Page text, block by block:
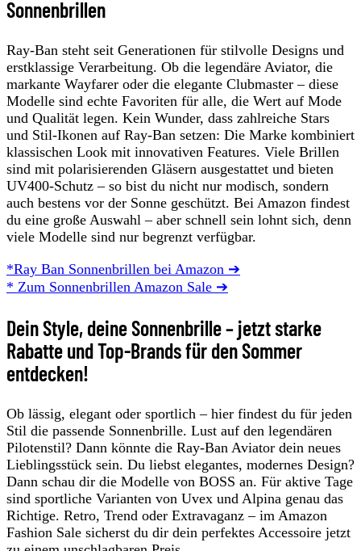
Sonnenbrillen
Ray-Ban steht seit Generationen für stilvolle Designs und
erstklassige Verarbeitung. Ob die legendäre Aviator, die
markante Wayfarer oder die elegante Clubmaster – diese
Modelle sind echte Favoriten für alle, die Wert auf Mode
und Qualität legen. Kein Wunder, dass zahlreiche Stars
und Stil-Ikonen auf Ray-Ban setzen: Die Marke kombiniert
klassischen Look mit innovativen Features. Viele Brillen
sind mit polarisierenden Gläsern ausgestattet und bieten
UV400-Schutz – so bist du nicht nur modisch, sondern
auch bestens vor der Sonne geschützt. Bei Amazon findest
du eine große Auswahl – aber schnell sein lohnt sich, denn
viele Modelle sind nur begrenzt verfügbar.
*Ray Ban Sonnenbrillen bei Amazon ➔
* Zum Sonnenbrillen Amazon Sale ➔
Dein Style, deine Sonnenbrille – jetzt starke
Rabatte und Top-Brands für den Sommer
entdecken!
Ob lässig, elegant oder sportlich – hier findest du für jeden
Stil die passende Sonnenbrille. Lust auf den legendären
Pilotenstil? Dann könnte die Ray-Ban Aviator dein neues
Lieblingsstück sein. Du liebst elegantes, modernes Design?
Dann schau dir die Modelle von BOSS an. Für aktive Tage
sind sportliche Varianten von Uvex und Alpina genau das
Richtige. Retro, Trend oder Extravaganz – im Amazon
Fashion Sale sicherst du dir dein perfektes Accessoire jetzt